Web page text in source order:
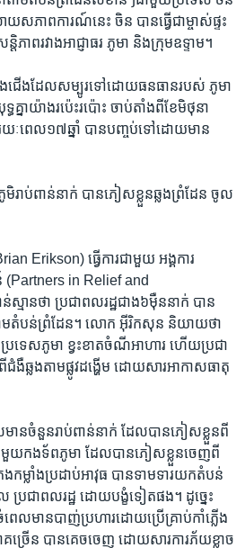
ស​ភាពការណ៍នេះ ចិន ​បានធ្វើ​ជាម្ចាស់ផ្ទះ​
ភាព​រវាង​អាជ្ញាធរ ភូមា និង​ក្រុមឧទ្ទាម។
ងជើង​ដែល​សម្បូរទៅដោយ​ធនធាន​របស់​ ភូមា
ធ​គ្នាយ៉ាង​រប៉េះរប៉ោះ​ ​ចាប់តាំង​ពី​ខែ​មិថុនា
ពេល​១៧​ឆ្នាំ បាន​បញ្ចប់​ទៅដោយ​មាន​
រាប់​ពាន់​នាក់ ​បាន​ភៀសខ្លួន​ឆ្លង​ព្រំដែន​ ​ចូល​
Erikson) ធ្វើការ​ជាមួយ អង្គការ​
(Partners in Relief and
មាន​ថា ប្រជាពលរដ្ឋ​ជាង​៦ម៉ឺននាក់ ​បាន
តំបន់​ព្រំដែន។ លោក អ៊ីរិកសុន និយាយថា
រទេស​ភូមា ​ខ្វះខាត​ចំណីអាហារ ហើយ​ប្រជា
ជំងឺឆ្លង​តាម​ផ្លូវ​ដង្ហើម ​ដោយសារ​អាកាសធាតុ​
មាន​ចំនួនរាប់ពាន់​នាក់ ដែលបាន​ភៀសខ្លួន​ពី​
ាមួយកងទ័ពភូមា ដែល​បាន​ភៀសខ្លួន​ចេញពី​
ម្លាំង​ប្រដាប់​អាវុធ ​បាន​ទាមទារ​យក​តំបន់
ប្រជាពលរដ្ឋ ​ដោយបង្ខំ​ទៀត​ផង។ ដូច្នេះ
េល​មានបាញ់ប្រហារ​ដោយ​ប្រើ​គ្រាប់កាំភ្លើង​
គច្រើន​ បាន​គេច​ចេញ ដោយសារការភ័យខ្លាច​